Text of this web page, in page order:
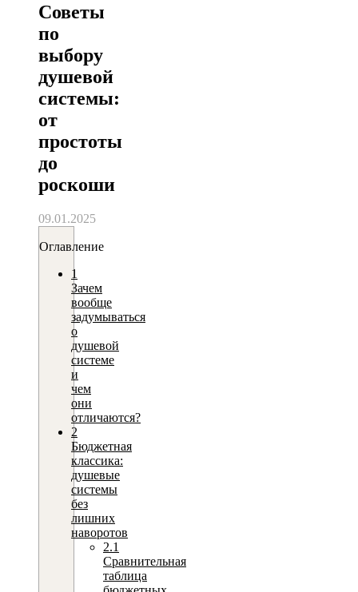
Советы
по
выбору
душевой
системы:
от
простоты
до
роскоши
09.01.2025
Оглавление
1
Зачем
вообще
задумываться
о
душевой
системе
и
чем
они
отличаются?
2
Бюджетная
классика:
душевые
системы
без
лишних
наворотов
2.1
Сравнительная
таблица